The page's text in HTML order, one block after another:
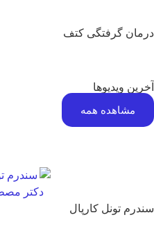
گرفتگی کتف
ویدیوها
مشاهده همه
تونل کارپال